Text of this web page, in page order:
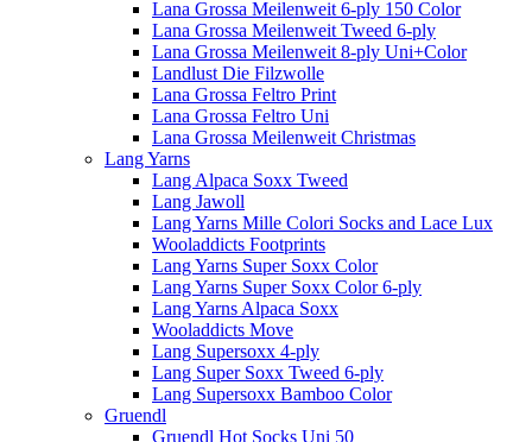
Lana Grossa Meilenweit 6-ply 150 Color
Lana Grossa Meilenweit Tweed 6-ply
Lana Grossa Meilenweit 8-ply Uni+Color
Landlust Die Filzwolle
Lana Grossa Feltro Print
Lana Grossa Feltro Uni
Lana Grossa Meilenweit Christmas
Lang Yarns
Lang Alpaca Soxx Tweed
Lang Jawoll
Lang Yarns Mille Colori Socks and Lace Lux
Wooladdicts Footprints
Lang Yarns Super Soxx Color
Lang Yarns Super Soxx Color 6-ply
Lang Yarns Alpaca Soxx
Wooladdicts Move
Lang Supersoxx 4-ply
Lang Super Soxx Tweed 6-ply
Lang Supersoxx Bamboo Color
Gruendl
Gruendl Hot Socks Uni 50